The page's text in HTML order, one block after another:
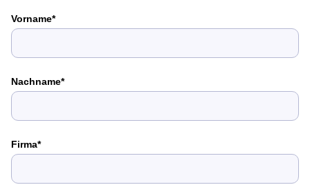
Vorname
Nachname
Firma